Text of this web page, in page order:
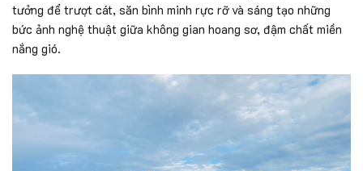
tưởng để trượt cát, săn bình minh rực rỡ và sáng tạo những
bức ảnh nghệ thuật giữa không gian hoang sơ, đậm chất miền
nắng gió.